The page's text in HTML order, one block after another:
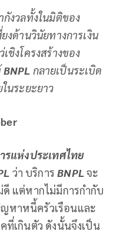
กังวลทั้งในมิติของ
งด้านวินัยทางการเงิน
ชิงโครงสร้างของ
BNPL กลายเป็นระเบิด
นระยะยาว
รแห่งประเทศไทย
ว่า บริการBNPLจะ
แต่หากไม่มีการกำกับ
หาหนี้ครัวเรือนและ
ที่เกินตัว ดังนั้นจึงเป็น